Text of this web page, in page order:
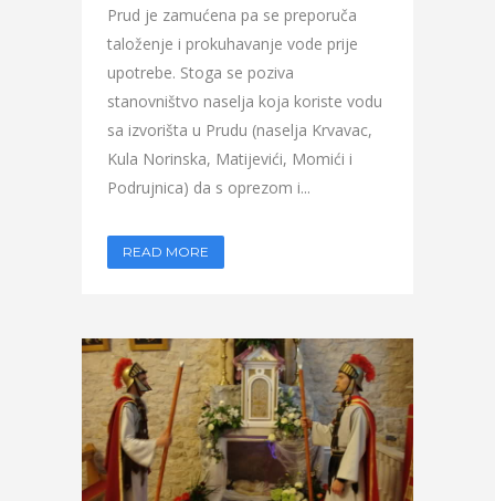
Prud je zamućena pa se preporuča
taloženje i prokuhavanje vode prije
upotrebe. Stoga se poziva
stanovništvo naselja koja koriste vodu
sa izvorišta u Prudu (naselja Krvavac,
Kula Norinska, Matijevići, Momići i
Podrujnica) da s oprezom i...
READ MORE